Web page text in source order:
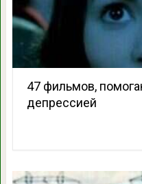
47 фильмов,
депрессией